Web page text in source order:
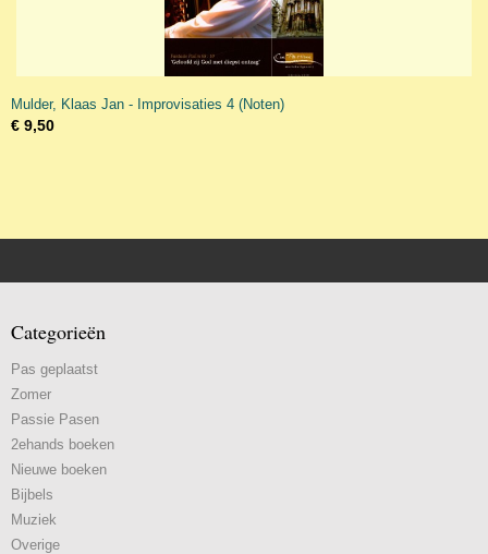
Mulder, Klaas Jan - Improvisaties 4 (Noten)
€ 9,50
Categorieën
Pas geplaatst
Zomer
Passie Pasen
2ehands boeken
Nieuwe boeken
Bijbels
Muziek
Overige